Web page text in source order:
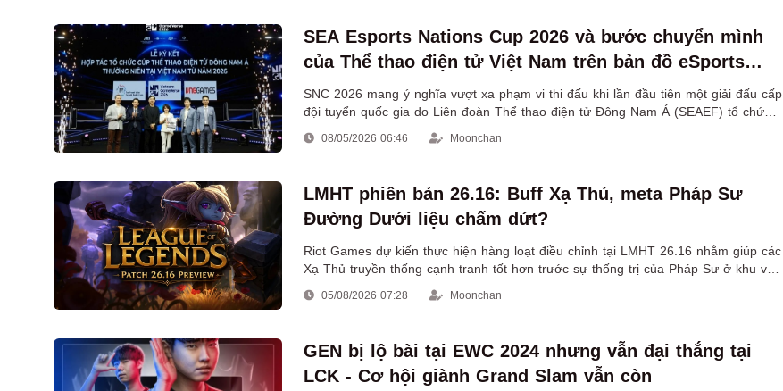
SEA Esports Nations Cup 2026 và bước chuyển mình
của Thể thao điện tử Việt Nam trên bản đồ eSports
quốc tế
SNC 2026 mang ý nghĩa vượt xa phạm vi thi đấu khi lần đầu tiên một giải đấu cấp
đội tuyển quốc gia do Liên đoàn Thể thao điện tử Đông Nam Á (SEAEF) tổ chức
được đưa tới Việt Nam.
08/05/2026 06:46 Moonchan
LMHT phiên bản 26.16: Buff Xạ Thủ, meta Pháp Sư
Đường Dưới liệu chấm dứt?
Riot Games dự kiến thực hiện hàng loạt điều chỉnh tại LMHT 26.16 nhằm giúp các
Xạ Thủ truyền thống cạnh tranh tốt hơn trước sự thống trị của Pháp Sư ở khu vực
đường dưới.
05/08/2026 07:28 Moonchan
GEN bị lộ bài tại EWC 2024 nhưng vẫn đại thắng tại
LCK - Cơ hội giành Grand Slam vẫn còn